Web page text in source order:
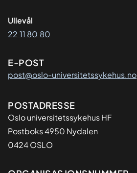
Ullevål
22 11 80 80
E-POST
post@oslo-universitetssykehus.no
Adresse
POSTADRESSE
Oslo universitetssykehus HF
Postboks 4950 Nydalen
0424 OSLO